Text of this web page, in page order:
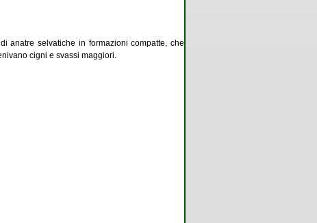
anatre selvatiche in formazioni compatte, che
cigni e svassi maggiori.